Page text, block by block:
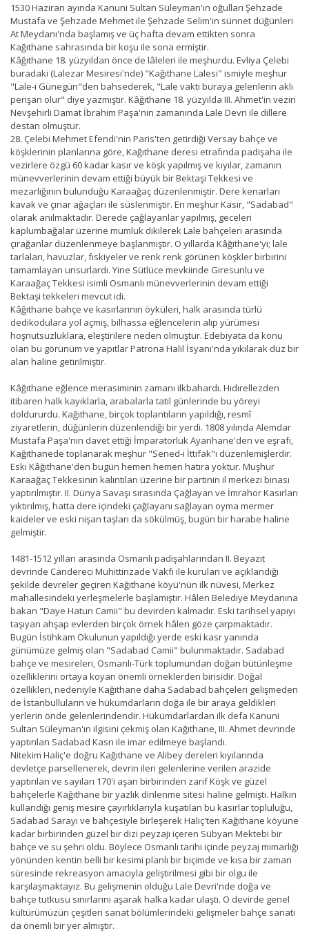
1530 Haziran ayında Kanuni Sultan Süleyman'ın oğulları Şehzade
Mustafa ve Şehzade Mehmet ile Şehzade Selim'in sünnet düğünleri
At Meydanı'nda başlamış ve üç hafta devam ettikten sonra
Kağıthane sahrasında bir koşu ile sona ermiştir.
Kâğıthane 18. yüzyıldan önce de lâleleri ile meşhurdu. Evliya Çelebi
buradaki (Lalezar Mesiresi'nde) "Kağıthane Lalesi" ismiyle meşhur
"Lale-i Günegün"den bahsederek, "Lale vakti buraya gelenlerin aklı
perişan olur" diye yazmıştır. Kâğıthane 18. yüzyılda III. Ahmet'in veziri
Nevşehirli Damat İbrahim Paşa'nın zamanında Lale Devri ile dillere
destan olmuştur.
28. Çelebi Mehmet Efendi'nin Paris'ten getirdiği Versay bahçe ve
köşklerinin planlarına göre, Kağıthane deresi etrafında padişaha ile
vezirlere özgü 60 kadar kasır ve köşk yapılmış ve kıyılar, zamanın
münevverlerinin devam ettiği büyük bir Bektaşi Tekkesi ve
mezarlığının bulunduğu Karaağaç düzenlenmiştir. Dere kenarları
kavak ve çınar ağaçları ile süslenmiştir. En meşhur Kasır, "Sadabad"
olarak anılmaktadır. Derede çağlayanlar yapılmış, geceleri
kaplumbağalar üzerine mumluk dikilerek Lale bahçeleri arasında
çırağanlar düzenlenmeye başlanmıştır. O yıllarda Kâğıthane'yi; lale
tarlaları, havuzlar, fıskiyeler ve renk renk görünen köşkler birbirini
tamamlayan unsurlardı. Yine Sütlüce mevkiinde Giresunlu ve
Karaağaç Tekkesi isimli Osmanlı münevverlerinin devam ettiği
Bektaşi tekkeleri mevcut idi.
Kâğıthane bahçe ve kasırlarının öyküleri, halk arasında türlü
dedikodulara yol açmış, bilhassa eğlencelerin alıp yürümesi
hoşnutsuzluklara, eleştirilere neden olmuştur. Edebiyata da konu
olan bu görünüm ve yapıtlar Patrona Halil İsyanı'nda yıkılarak düz bir
alan haline getirilmiştir.
Kâğıthane eğlence merasiminin zamanı ilkbahardı. Hıdırellezden
itibaren halk kayıklarla, arabalarla tatil günlerinde bu yöreyi
doldururdu. Kağıthane, birçok toplantıların yapıldığı, resmî
ziyaretlerin, düğünlerin düzenlendiği bir yerdi. 1808 yılında Alemdar
Mustafa Paşa'nın davet ettiği İmparatorluk Ayanhane'den ve eşrafı,
Kağıthanede toplanarak meşhur "Sened-i İttifak"ı düzenlemişlerdir.
Eski Kâğıthane'den bugün hemen hemen hatıra yoktur. Muşhur
Karaağaç Tekkesinin kalıntıları üzerine bir partinin il merkezi binası
yaptırılmıştır. II. Dünya Savaşı sırasında Çağlayan ve İmrahor Kasırları
yıktırılmış, hatta dere içindeki çağlayanı sağlayan oyma mermer
kaideler ve eski nişan taşları da sökülmüş, bugün bir harabe haline
gelmiştir.
1481-1512 yılları arasında Osmanlı padişahlarından II. Beyazıt
devrinde Candereci Muhittinzade Vakfı ile kurulan ve açıklandığı
şekilde devreler geçiren Kağıthane köyü'nün ilk nüvesi, Merkez
mahallesindeki yerleşmelerle başlamıştır. Hâlen Belediye Meydanına
bakan "Daye Hatun Camii" bu devirden kalmadır. Eski tarihsel yapıyı
taşıyan ahşap evlerden birçok örnek hâlen göze çarpmaktadır.
Bugün İstihkam Okulunun yapıldığı yerde eski kasr yanında
günümüze gelmiş olan "Sadabad Camii" bulunmaktadır. Sadabad
bahçe ve mesireleri, Osmanlı-Türk toplumundan doğan bütünleşme
özelliklerini ortaya koyan önemli örneklerden birisidir. Doğal
özellikleri, nedeniyle Kağıthane daha Sadabad bahçeleri gelişmeden
de İstanbulluların ve hükümdarların doğa ile bir araya geldikleri
yerlerin önde gelenlerindendir. Hükümdarlardan ilk defa Kanuni
Sultan Süleyman'ın ilgisini çekmiş olan Kağıthane, III. Ahmet devrinde
yaptırılan Sadabad Kasrı ile imar edilmeye başlandı.
Nitekim Haliç'e doğru Kağıthane ve Alibey dereleri kıyılarında
devletçe parsellenerek, devrin ileri gelenlerine verilen arazide
yaptırılan ve sayıları 170'i aşan birbirinden zarif Köşk ve güzel
bahçelerle Kağıthane bir yazlık dinlenme sitesi haline gelmişti. Halkın
kullandığı geniş mesire çayırlıklarıyla kuşatılan bu kasırlar topluluğu,
Sadabad Sarayı ve bahçesiyle birleşerek Haliç'ten Kağıthane köyüne
kadar birbirinden güzel bir dizi peyzajı içeren Sübyan Mektebi bir
bahçe ve su şehri oldu. Böylece Osmanlı tarihi içinde peyzaj mimarlığı
yönünden kentin belli bir kesimi planlı bir biçimde ve kısa bir zaman
süresinde rekreasyon amacıyla geliştirilmesi gibi bir olgu ile
karşılaşmaktayız. Bu gelişmenin olduğu Lale Devri'nde doğa ve
bahçe tutkusu sınırlarını aşarak halka kadar ulaştı. O devirde genel
kültürümüzün çeşitleri sanat bölümlerindeki gelişmeler bahçe sanatı
da önemli bir yer almıştır.